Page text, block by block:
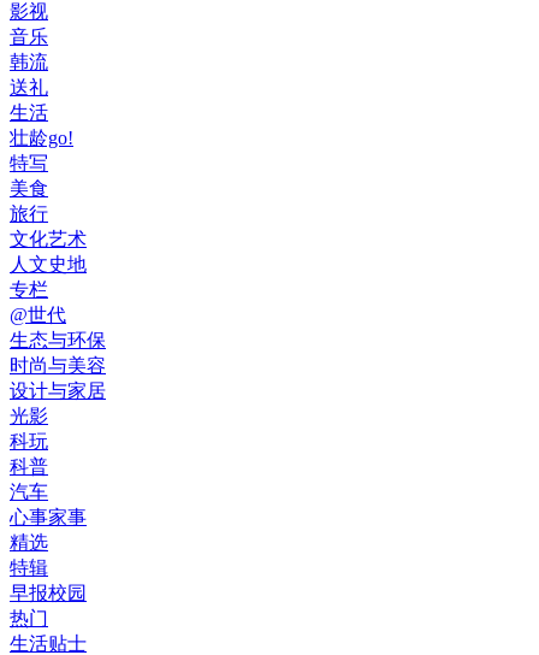
影视
音乐
韩流
送礼
生活
壮龄go!
特写
美食
旅行
文化艺术
人文史地
专栏
@世代
生态与环保
时尚与美容
设计与家居
光影
科玩
科普
汽车
心事家事
精选
特辑
早报校园
热门
生活贴士